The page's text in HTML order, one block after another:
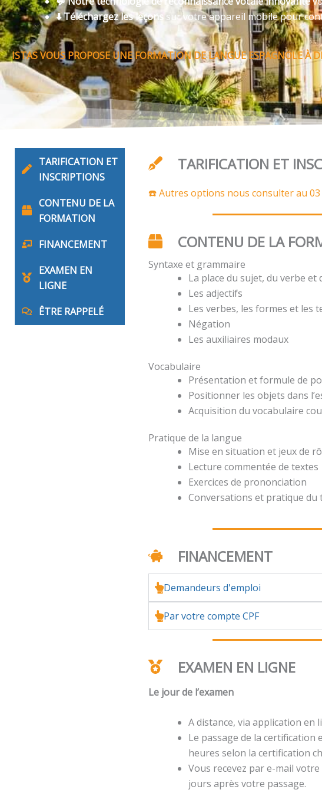
⬇️ Téléchargez les leçons sur votre appareil mobile pour
ISTAS VOUS PROPOSE UNE FORMATION DE LANGUE ESPAGNOLE À
TARIFICATION ET
INSCRIPTIONS
CONTENU DE LA
FORMATION
FINANCEMENT
EXAMEN EN
LIGNE
ÊTRE RAPPELÉ
TARIFICATION ET
☎️ Autres options nous consulter au 03
CONTENU DE LA
Syntaxe et grammaire
La place du sujet, du verbe et
Les adjectifs
Les verbes, les formes et les
Négation
Les auxiliaires modaux
Vocabulaire
Présentation et formule de
Positionner les objets dans
Acquisition du vocabulaire
Pratique de la langue
Mise en situation et jeux de
Lecture commentée de textes
Exercices de prononciation
Conversations et pratique du
FINANCEMENT
Demandeurs d'emploi
Par votre compte CPF
EXAMEN EN LIGNE
Le jour de l’examen
A distance, via application en
Le passage de la certification
heures selon la certification
Vous recevez par e-mail
jours après votre passage.